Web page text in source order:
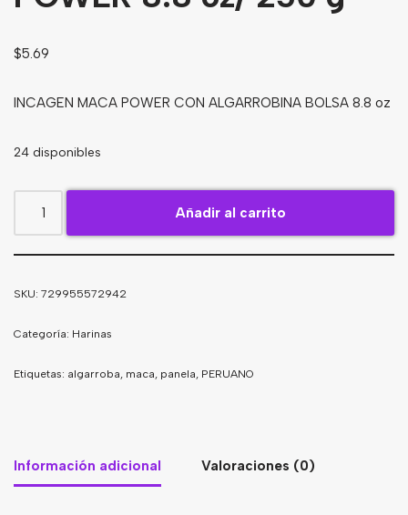
Tés
$5.69
INCAGEN MACA POWER CON ALGARROBINA BOLSA 8.8 oz
24 disponibles
Añadir al carrito
SKU: 729955572942
Categoría: Harinas
Etiquetas: algarroba maca panela PERUANO
Información adicional Valoraciones (0)